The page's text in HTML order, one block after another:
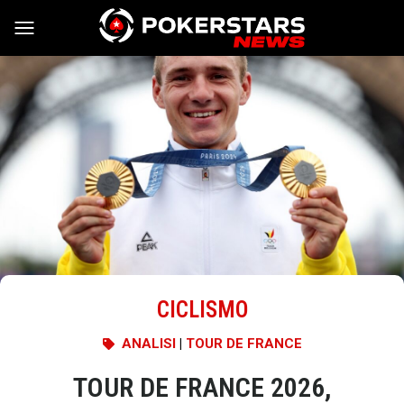
Vai al contenuto
CICLISMO
ANALISI TOUR DE FRANCE
TOUR DE FRANCE 2026,